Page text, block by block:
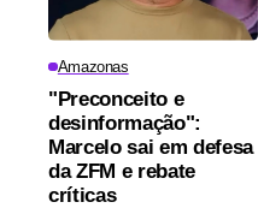
Amazonas
"Preconceito e
desinformação":
Marcelo sai em defesa
da ZFM e rebate
críticas